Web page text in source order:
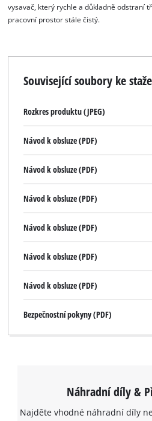
vysavač, který rychle a důkladně odstraní
pracovní prostor stále čistý.
Související soubory ke
Rozkres produktu (JPEG)
Návod k obsluze (PDF)
Návod k obsluze (PDF)
Návod k obsluze (PDF)
Návod k obsluze (PDF)
Návod k obsluze (PDF)
Návod k obsluze (PDF)
Bezpečnostní pokyny (PDF)
Náhradní díly &
Najděte vhodné náhradní díly